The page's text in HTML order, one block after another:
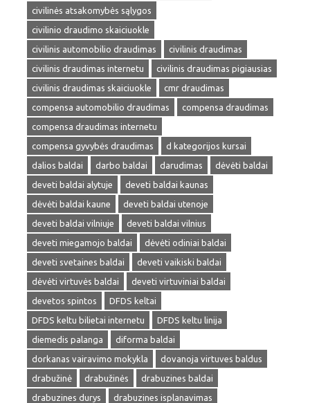
civilinės atsakomybės sąlygos
civilinio draudimo skaiciuokle
civilinis automobilio draudimas
civilinis draudimas
civilinis draudimas internetu
civilinis draudimas pigiausias
civilinis draudimas skaiciuokle
cmr draudimas
compensa automobilio draudimas
compensa draudimas
compensa draudimas internetu
compensa gyvybės draudimas
d kategorijos kursai
dalios baldai
darbo baldai darudimas
dėvėti baldai
deveti baldai alytuje
deveti baldai kaunas
dėvėti baldai kaune
deveti baldai utenoje
deveti baldai vilniuje
deveti baldai vilnius
deveti miegamojo baldai
dėvėti odiniai baldai
deveti svetaines baldai
deveti vaikiski baldai
dėvėti virtuvės baldai
deveti virtuviniai baldai
devetos spintos
DFDS keltai
DFDS keltu bilietai internetu
DFDS keltu linija
diemedis palanga
diforma baldai
dorkanas vairavimo mokykla
dovanoja virtuves baldus
drabužinė
drabužinės
drabuzines baldai
drabuzines durys
drabuzines isplanavimas